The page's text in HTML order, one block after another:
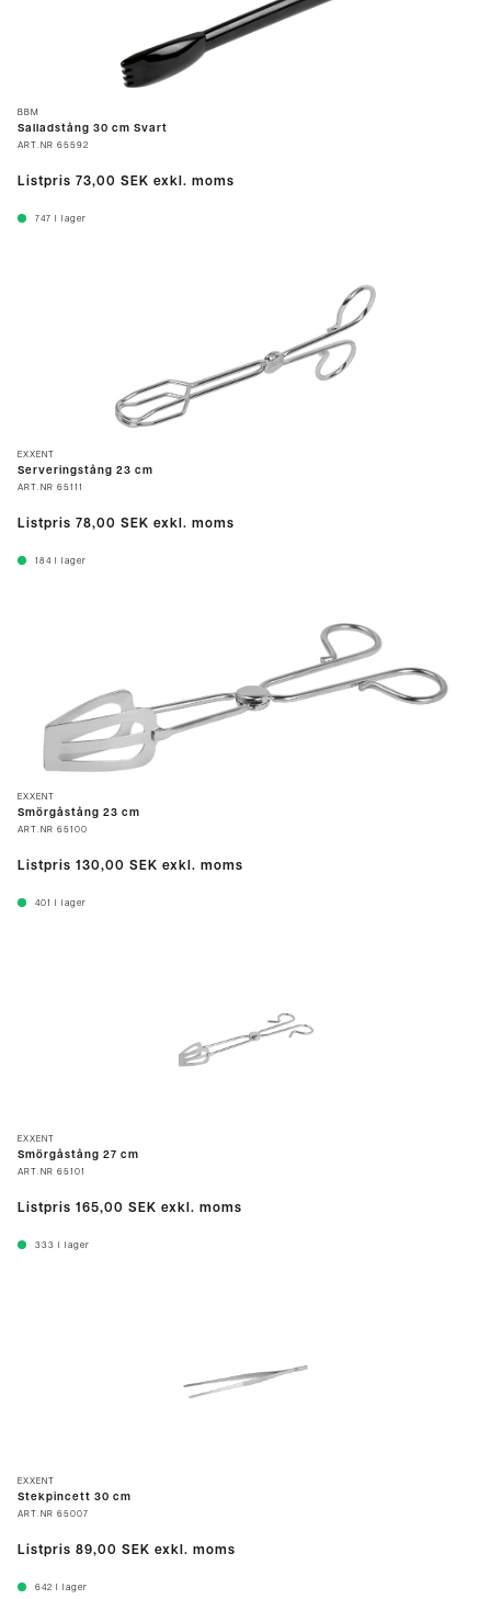
BBM
Salladstång 30 cm Svart
ART.NR 65592
Listpris 73,00 SEK exkl. moms
747 I lager
EXXENT
Serveringstång 23 cm
ART.NR 65111
Listpris 78,00 SEK exkl. moms
184 I lager
EXXENT
Smörgåstång 23 cm
ART.NR 65100
Listpris 130,00 SEK exkl. moms
401 I lager
EXXENT
Smörgåstång 27 cm
ART.NR 65101
Listpris 165,00 SEK exkl. moms
333 I lager
EXXENT
Stekpincett 30 cm
ART.NR 65007
Listpris 89,00 SEK exkl. moms
642 I lager